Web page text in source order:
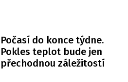
Počasí do konce týdne.
Pokles teplot bude jen
přechodnou záležitostí